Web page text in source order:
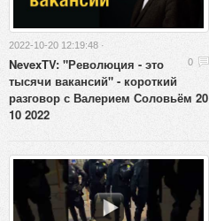
2022-10-20 12:19:48 ·
0
NevexTV: "Революция - это
тысячи вакансий" - короткий
разговор с Валерием Соловьём 20
10 2022